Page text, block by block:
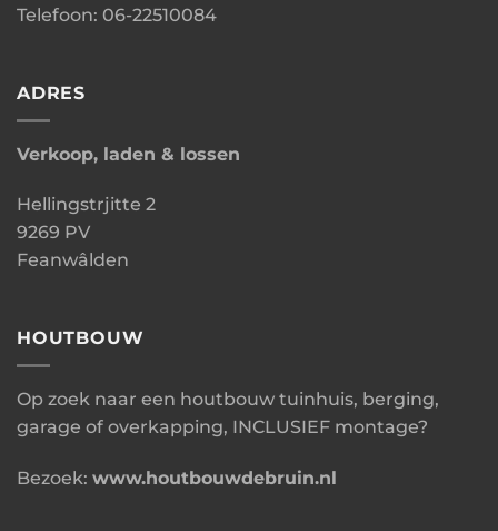
Telefoon: 06-22510084
ADRES
Verkoop, laden & lossen
Hellingstrjitte 2
9269 PV
Feanwâlden
HOUTBOUW
Op zoek naar een houtbouw tuinhuis, berging,
garage of overkapping, INCLUSIEF montage?
Bezoek: www.houtbouwdebruin.nl